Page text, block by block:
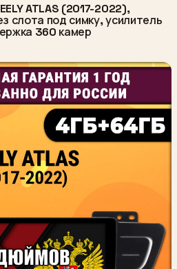
ATLAS (2017-2022),
слота под симку, усилитель
360 камер